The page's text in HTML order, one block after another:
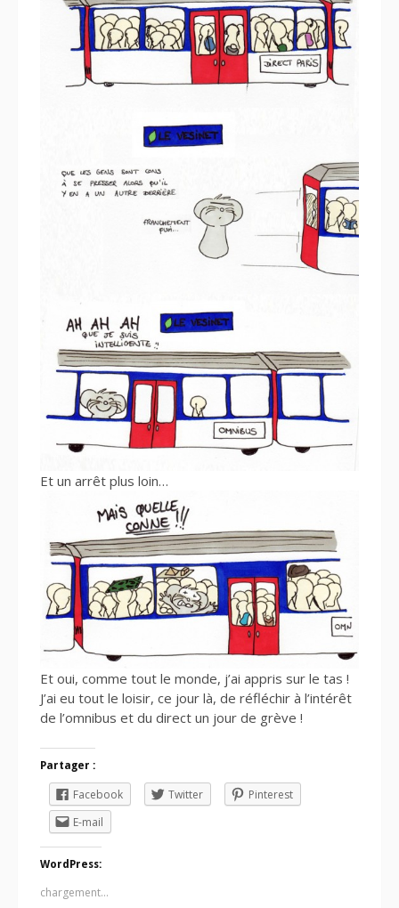
Et un arrêt plus loin…
Et oui, comme tout le monde, j’ai appris sur le tas !
J’ai eu tout le loisir, ce jour là, de réfléchir à l’intérêt
de l’omnibus et du direct un jour de grève !
Partager :
Facebook Twitter
Pinterest
E-mail
WordPress:
chargement…